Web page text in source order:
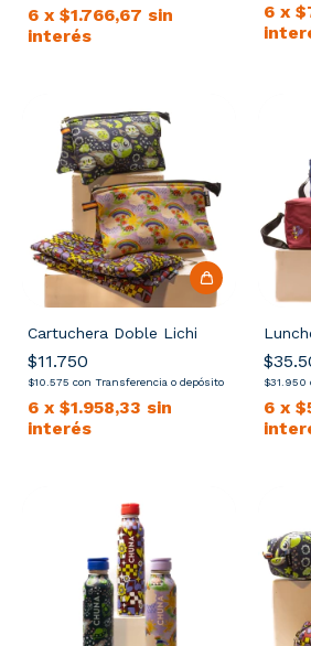
6 x $1.766,67 sin
interés
6 x
Cartuchera Doble Lichi
$11.750
$10.575 con Transferencia o depósito
6 x $1.958,33 sin
interés
$31.950
6 x